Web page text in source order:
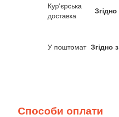
Кур'єрська
доставка
У поштомат Згідно
Способи оплати